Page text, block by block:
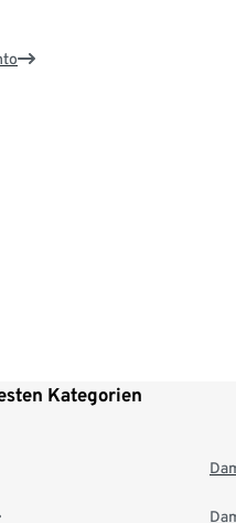
Kategorien